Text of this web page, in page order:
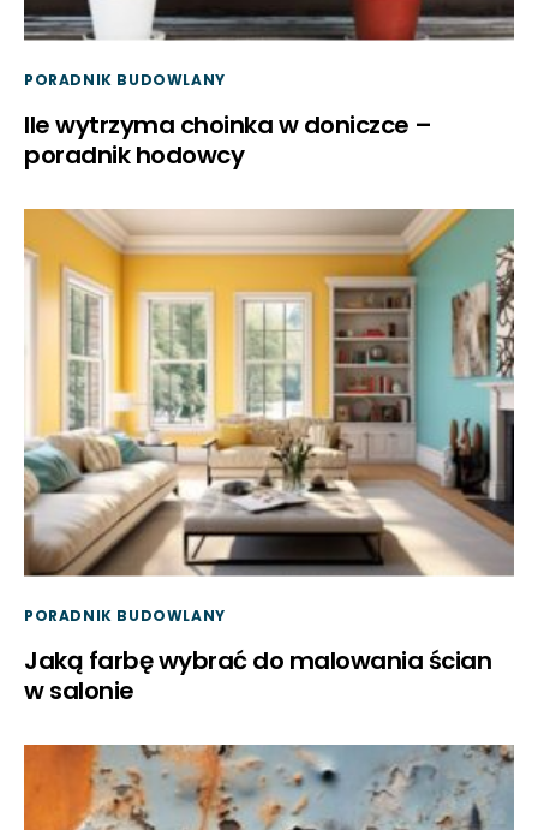
PORADNIK BUDOWLANY
Ile wytrzyma choinka w doniczce –
poradnik hodowcy
PORADNIK BUDOWLANY
Jaką farbę wybrać do malowania ścian
w salonie